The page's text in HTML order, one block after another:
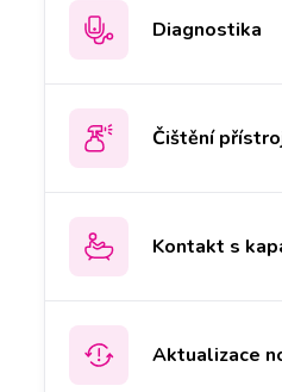
Diagnostika
Čištění
Kontakt s
Aktualizace